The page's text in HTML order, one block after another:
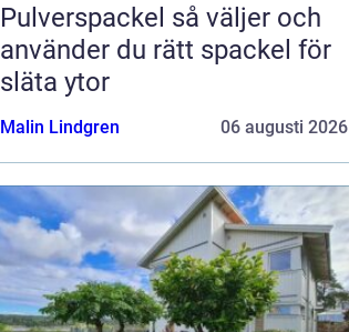
Pulverspackel så väljer och
använder du rätt spackel för
släta ytor
Malin Lindgren 06 augusti 2026